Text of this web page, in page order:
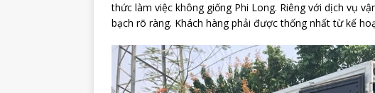
thức làm việc không giống Phi Long. Riêng với dịch vụ
bạch rõ ràng. Khách hàng phải được thống nhất từ kế